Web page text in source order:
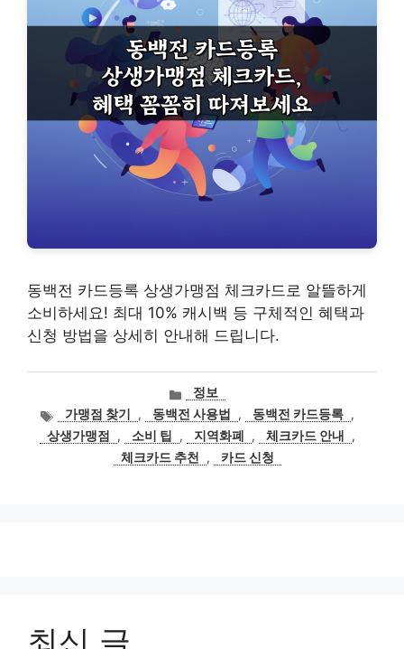
동백전 카드등록 상생가맹점 체크카드로 알뜰하게
소비하세요! 최대 10% 캐시백 등 구체적인 혜택과
신청 방법을 상세히 안내해 드립니다.
카
테
고
리
정보
태
그
가맹점 찾기 , 동백전 사용법 , 동백전 카드등록 ,
상생가맹점
, 소비 팁 , 지역화폐 , 체크카드 안내
,
체크카드 추천
, 카드 신청
최신 글